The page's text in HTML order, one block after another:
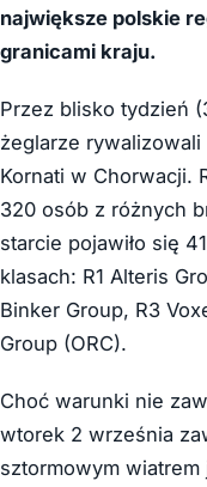
największe polskie
granicami kraju.
Przez blisko tydzień
żeglarze
Kornati w Chorwacji.
320 osób z różnych
starcie pojawiło się
klasach: R1 Alteris
Binker Group, R3
Group (ORC).
Choć warunki nie
wtorek 2 września
sztormowym wiatrem